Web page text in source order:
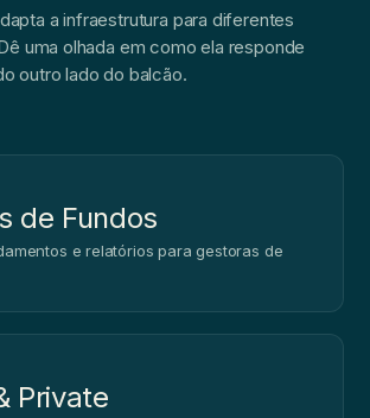
a infraestrutura para diferentes
uma olhada em como ela responde
outro lado do balcão.
de Fundos
e relatórios para gestoras de
Private